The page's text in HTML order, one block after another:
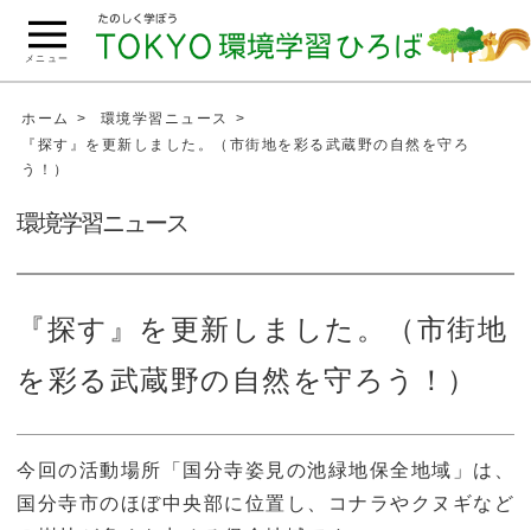
ペ
へ
メニュー
ホーム
環境学習ニュース
『探す』を更新しました。（市街地を彩る武蔵野の自然を守ろ
う！）
環境学習ニュース
『探す』を更新しました。（市街地
を彩る武蔵野の自然を守ろう！）
今回の活動場所「国分寺姿見の池緑地保全地域」は、
国分寺市のほぼ中央部に位置し、コナラやクヌギなど